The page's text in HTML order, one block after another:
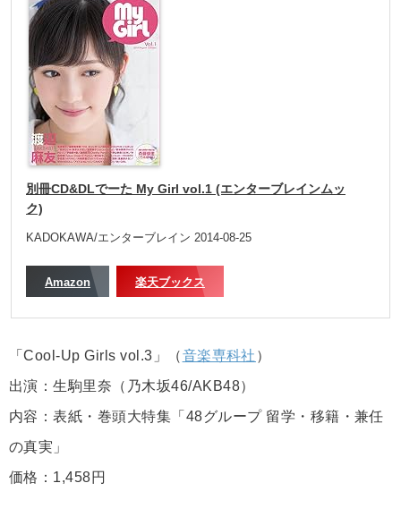
別冊CD&DLでーた My Girl vol.1 (エンターブレインムッ
ク)
KADOKAWA/エンターブレイン 2014-08-25
Amazon 楽天ブックス
「Cool-Up Girls vol.3」（音楽専科社 ）
出演：生駒里奈（乃木坂46/AKB48）
内容：表紙・巻頭大特集「48グループ 留学・移籍・兼任
の真実」
価格：1,458円